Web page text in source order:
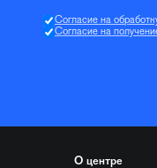
Согласие на
Согласие на
О центре